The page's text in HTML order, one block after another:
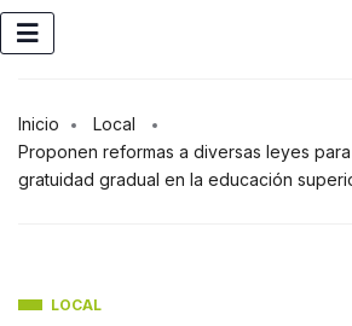
Inicio
Local
Proponen reformas a diversas leyes
gratuidad gradual en la educación
LOCAL